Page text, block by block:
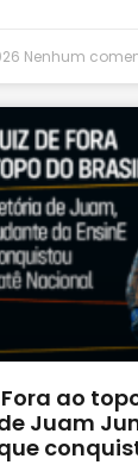
Nenhum
ao
Juam